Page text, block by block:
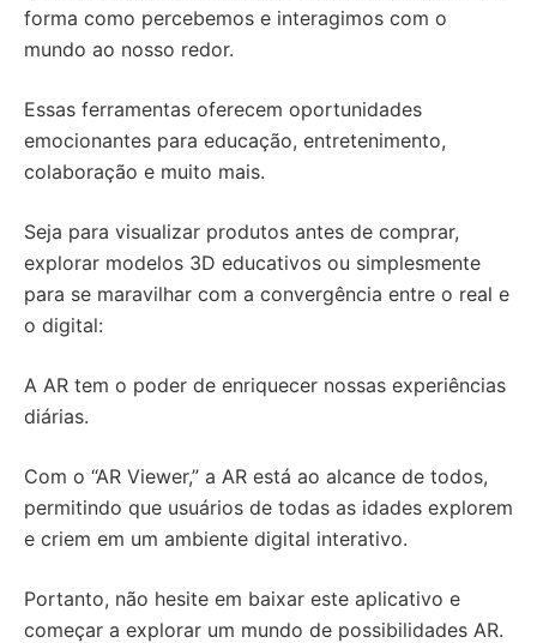
forma como percebemos e interagimos com o
mundo ao nosso redor.
Essas ferramentas oferecem oportunidades
emocionantes para educação, entretenimento,
colaboração e muito mais.
Seja para visualizar produtos antes de comprar,
explorar modelos 3D educativos ou simplesmente
para se maravilhar com a convergência entre o real e
o digital:
A AR tem o poder de enriquecer nossas experiências
diárias.
Com o “AR Viewer,” a AR está ao alcance de todos,
permitindo que usuários de todas as idades explorem
e criem em um ambiente digital interativo.
Portanto, não hesite em baixar este aplicativo e
começar a explorar um mundo de possibilidades AR.